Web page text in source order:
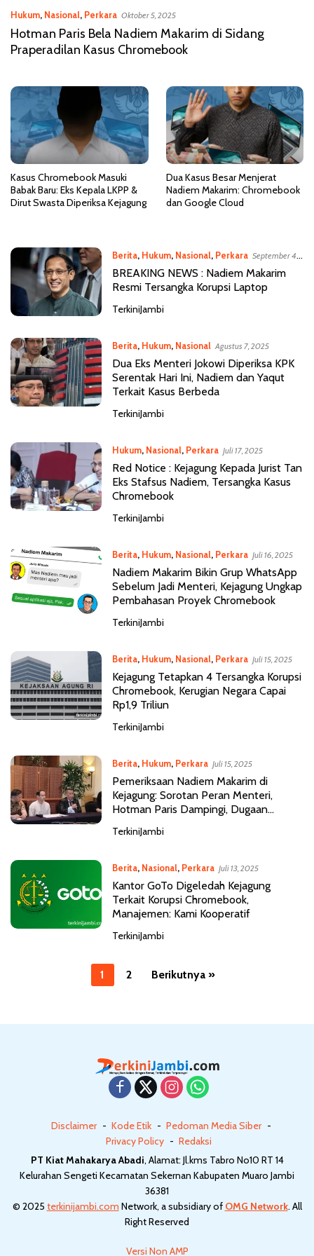
Hukum, Nasional, Perkara Oktober 5, 2025
Hotman Paris Bela Nadiem Makarim di Sidang
Praperadilan Kasus Chromebook
Kasus Chromebook Masuki
Babak Baru: Eks Kepala LKPP &
Dirut Swasta Diperiksa Kejagung
Dua Kasus Besar Menjerat
Nadiem Makarim: Chromebook
dan Google Cloud
Berita, Hukum, Nasional, Perkara September 4,
2025
BREAKING NEWS : Nadiem Makarim
Resmi Tersangka Korupsi Laptop
TerkiniJambi
Berita, Hukum, Nasional Agustus 7, 2025
Dua Eks Menteri Jokowi Diperiksa KPK
Serentak Hari Ini, Nadiem dan Yaqut
Terkait Kasus Berbeda
TerkiniJambi
Hukum, Nasional, Perkara Juli 17, 2025
Red Notice : Kejagung Kepada Jurist Tan
Eks Stafsus Nadiem, Tersangka Kasus
Chromebook
TerkiniJambi
Berita, Hukum, Nasional, Perkara Juli 16, 2025
Nadiem Makarim Bikin Grup WhatsApp
Sebelum Jadi Menteri, Kejagung Ungkap
Pembahasan Proyek Chromebook
TerkiniJambi
Berita, Hukum, Nasional, Perkara Juli 15, 2025
Kejagung Tetapkan 4 Tersangka Korupsi
Chromebook, Kerugian Negara Capai
Rp1,9 Triliun
TerkiniJambi
Berita, Hukum, Perkara Juli 15, 2025
Pemeriksaan Nadiem Makarim di
Kejagung: Sorotan Peran Menteri,
Hotman Paris Dampingi, Dugaan
TerkiniJambi
Berita, Nasional, Perkara Juli 13, 2025
Kantor GoTo Digeledah Kejagung
Terkait Korupsi Chromebook,
Manajemen: Kami Kooperatif
TerkiniJambi
1 2 Berikutnya »
Disclaimer Kode Etik
Pedoman Media Siber
Privacy Policy
Redaksi
PT Kiat Mahakarya Abadi, Alamat: Jl.kms Tabro No10 RT 14
Kelurahan Sengeti Kecamatan Sekernan Kabupaten Muaro Jambi
36381
© 2025 terkinijambi.com Network, a subsidiary of OMG Network. All
Right Reserved
Versi Non AMP